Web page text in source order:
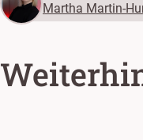
Martha Martin-